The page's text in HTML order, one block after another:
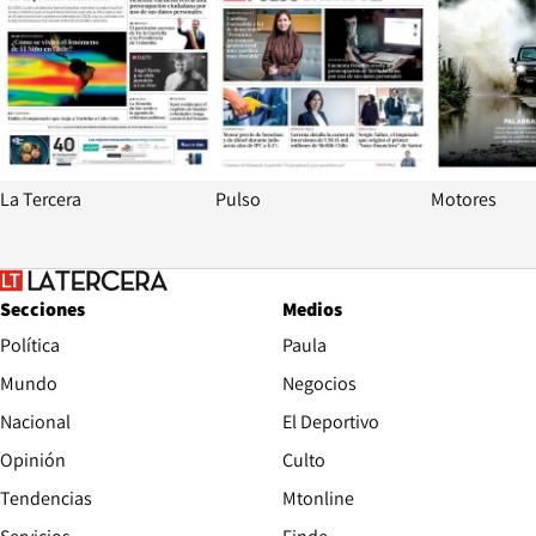
La Tercera Pulso Motores
Secciones
Política
Mundo
Nacional
Opinión
Tendencias
Medios
Paula
Negocios
El Deportivo
Culto
Mtonline